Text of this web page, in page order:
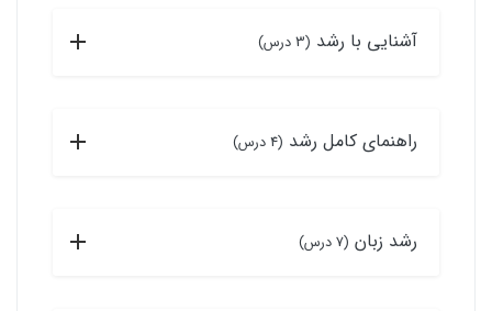
آشنایی با رشد (3 درس)
راهنمای کامل رشد (4 درس)
رشد زبان (7 درس)